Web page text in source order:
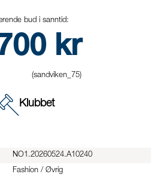
bud i sanntid:
kr
(sandviken_75)
Klubbet
NO1.20260524.A10240
Fashion / Øvrig